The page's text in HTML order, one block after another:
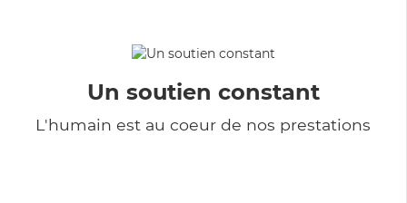
Un soutien constant
L'humain est au coeur de nos prestations